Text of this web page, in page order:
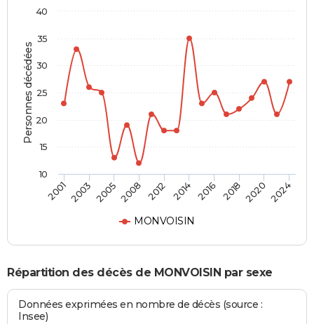
Personnes décédées
MONVOISIN
20012003 20052008 2012 2014 2016 2018 2020 2024
10
15
20
25
30
35
40
Répartition des décès de MONVOISIN par sexe
Données exprimées en nombre de décès (source :
Insee)